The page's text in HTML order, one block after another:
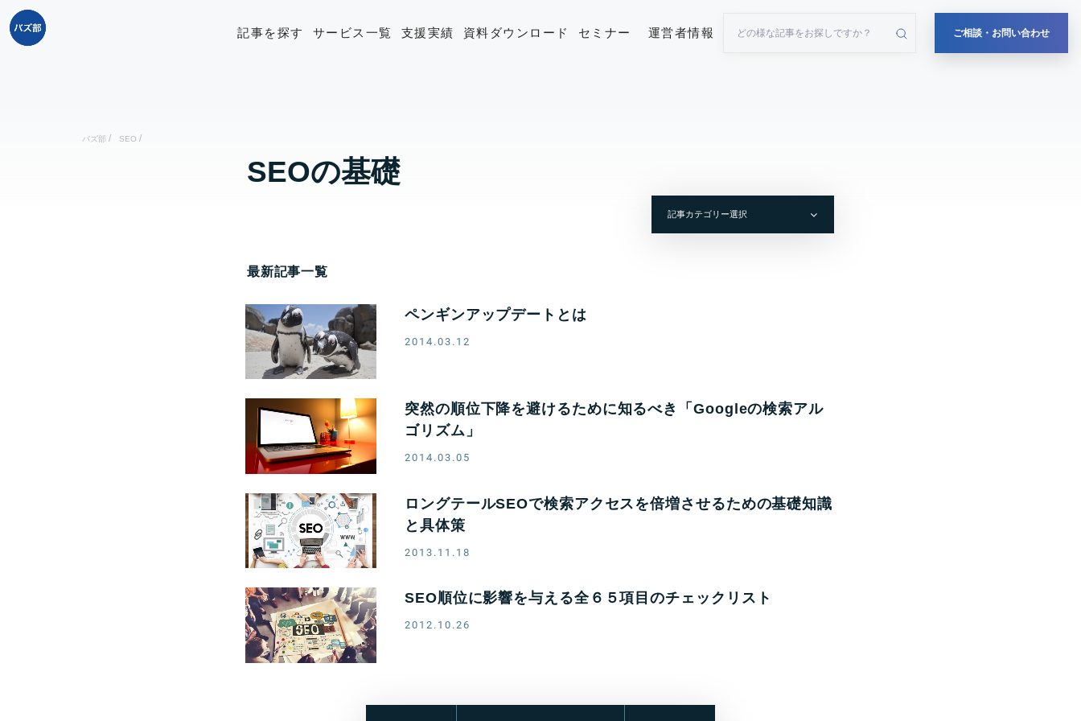
記事を探す サービス一覧 支援実績 資料ダウンロード セミナー 運営者情報 ご相談・お問い合わせ
バズ部 / SEO /
SEOの基礎
最新記事一覧
ペンギンアップデートとは
2014.03.12
突然の順位下降を避けるために知るべき「Googleの検索アル
ゴリズム」
2014.03.05
ロングテールSEOで検索アクセスを倍増させるための基礎知識
と具体策
2013.11.18
SEO順位に影響を与える全６５項目のチェックリスト
2012.10.26